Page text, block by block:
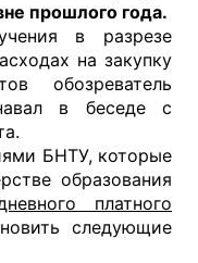
прошлого года.
в разрезе
на закупку
обозреватель
в беседе с
БНТУ, которые
образования
платного
следующие